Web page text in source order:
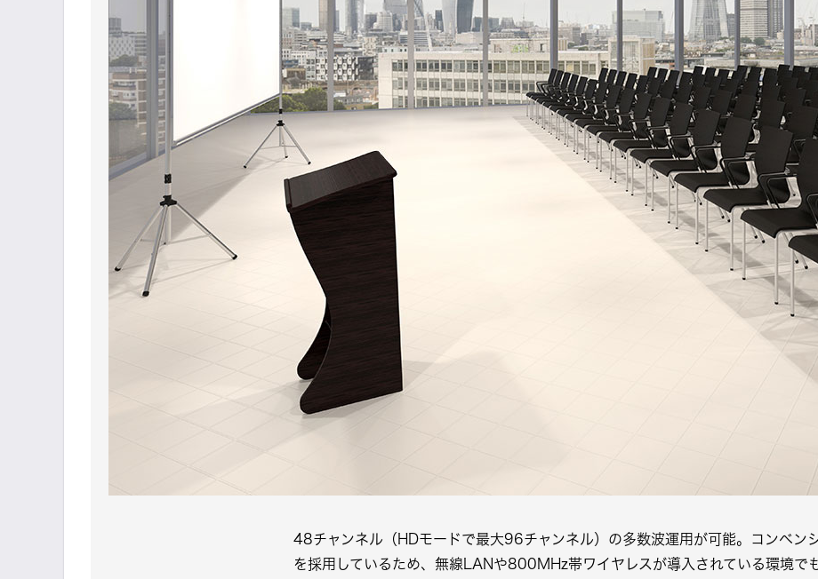
48チャンネル（HDモードで最大96チャンネル）の多数波運用が可能。コンベ
を採用しているため、無線LANや800MHz帯ワイヤレスが導入されている環境